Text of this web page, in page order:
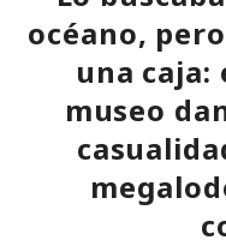
océano,
una caja:
museo